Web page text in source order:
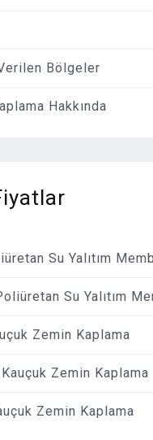
Bölgeler
Hakkında
Su Yalıtım
Su Yalıtım
Zemin Kaplama
Zemin Kaplama
Zemin Kaplama